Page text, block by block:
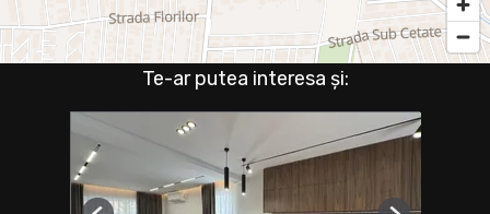
Te-ar putea interesa și: